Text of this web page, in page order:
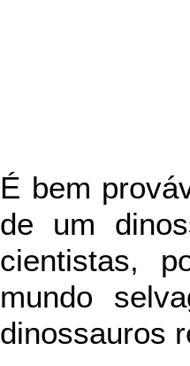
É bem
de um
cientistas,
mundo
dinossauros